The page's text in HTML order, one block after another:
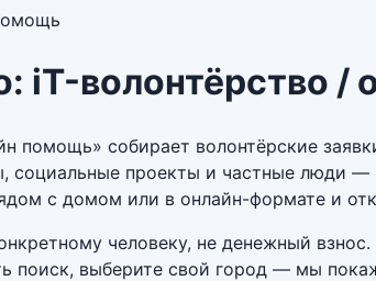
iT-волонтёрство /
помощь» собирает волонтёрские
проекты и частные люди —
с домом или в онлайн-формате и
человеку, не денежный взнос.
поиск, выберите свой город — мы